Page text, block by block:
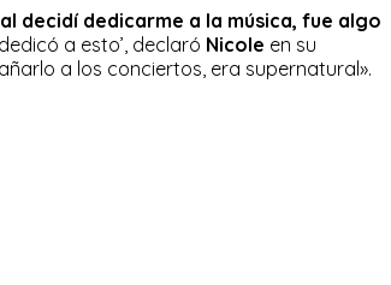
decidí dedicarme a la música, fue algo
a esto’, declaró Nicole en su
a los conciertos, era supernatural».